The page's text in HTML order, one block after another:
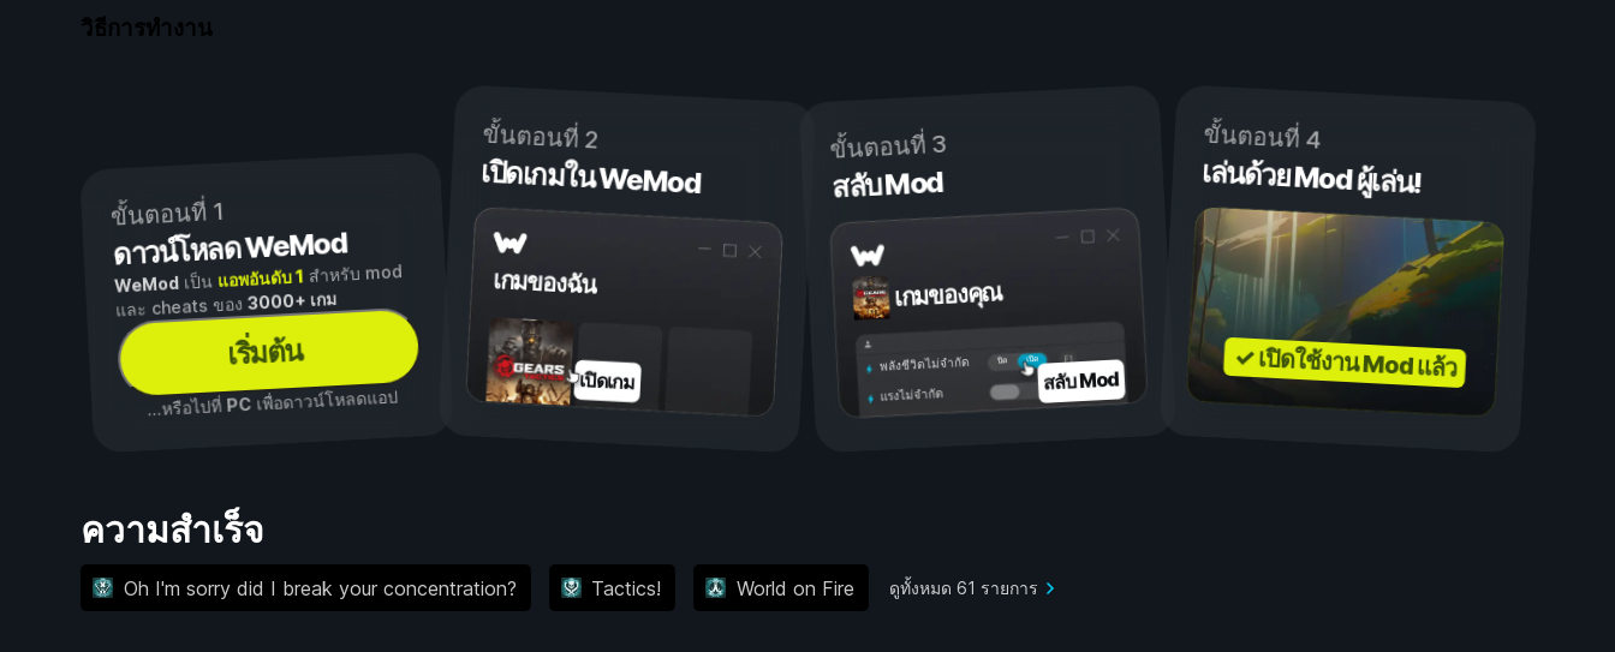
วิธีการทำงาน
ขั้นตอนที่ 1
ดาวน์โหลด WeMod
WeModเป็น แอพอันดับ 1 สำหรับ mod
และ cheats ของ3000+ เกม
เริ่มต้น
...หรือไปที่ PCเพื่อดาวน์โหลดแอป
ขั้นตอนที่ 2
เปิดเกมใน WeMod
เกมของฉัน
เปิดเกม
ขั้นตอนที่ 3
สลับ Mod
เกมของคุณ
เปิด
ปิด
พลังชีวิตไม่จำกัด
แรงไม่จำกัด สลับ Mod
ขั้นตอนที่ 4
เล่นด้วย Mod ผู้เล่น!
✓ เปิดใช้งาน Mod แล้ว
ความสำเร็จ
Oh I'm sorry did I break your concentration? Tactics! World on Fire ดูทั้งหมด 61 รายการ